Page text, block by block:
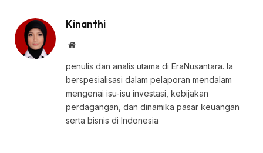
Kinanthi
Website
penulis dan analis utama di EraNusantara. Ia
berspesialisasi dalam pelaporan mendalam
mengenai isu-isu investasi, kebijakan
perdagangan, dan dinamika pasar keuangan
serta bisnis di Indonesia